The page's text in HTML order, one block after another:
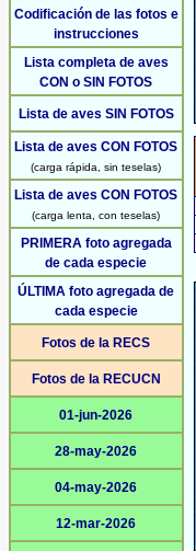
Codificación de las fotos e
instrucciones
Lista completa de aves
CON o SIN FOTOS
Lista de aves SIN FOTOS
Lista de aves CON FOTOS
(carga rápida, sin teselas)
Lista de aves CON FOTOS
(carga lenta, con teselas)
PRIMERA foto agregada
de cada especie
ÚLTIMA foto agregada de
cada especie
Fotos de la RECS
Fotos de la RECUCN
01-jun-2026
28-may-2026
04-may-2026
12-mar-2026